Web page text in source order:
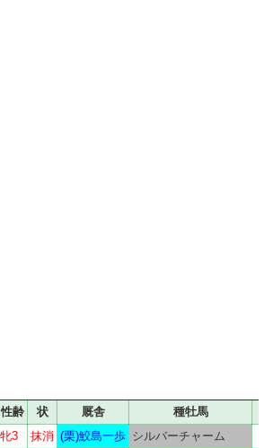
性齢 状 厩舎
種牡馬
牝3 抹消 (栗)鮫島一歩 シルバーチャーム